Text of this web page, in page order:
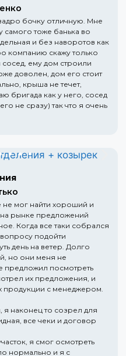
бочку отличную. Мне
самого тоже банька во
и без наворотов как
компанию скажу только
ему дом строили
доволен, дом его стоит
крыша не течет,
бригада как у него, сосед
не сразу) так что я очень
не мог найти хороший и
на рынке предложений
Когда все таки собрался
подойти
день на ветер. Долго
но они меня не
предложил посмотреть
их предложения, и
продукции с менеджером.
наконец то созрел для
все чеки и договор
я смог осмотреть
нормально и я с